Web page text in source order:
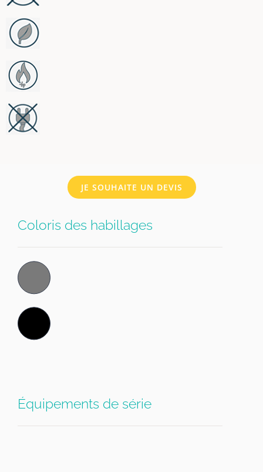
JE SOUHAITE UN DEVIS
Coloris des habillages
Équipements de série